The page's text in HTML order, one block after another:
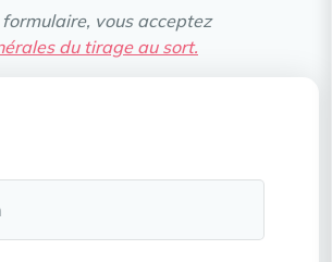
vous acceptez
du tirage au sort.